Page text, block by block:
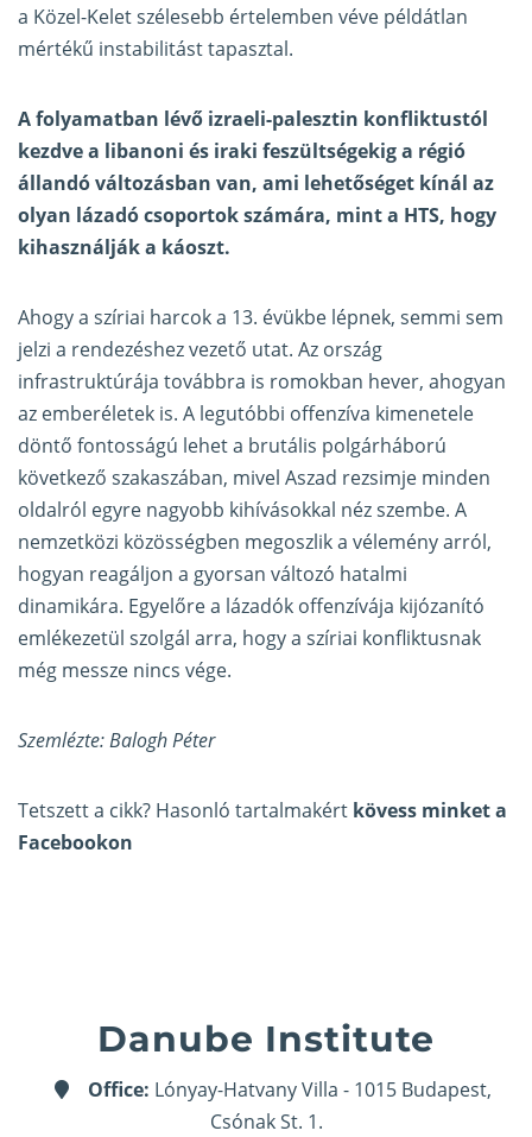
a Közel-Kelet szélesebb értelemben véve példátlan
mértékű instabilitást tapasztal.
A folyamatban lévő izraeli-palesztin konfliktustól
kezdve a libanoni és iraki feszültségekig a régió
állandó változásban van, ami lehetőséget kínál az
olyan lázadó csoportok számára, mint a HTS, hogy
kihasználják a káoszt.
Ahogy a szíriai harcok a 13. évükbe lépnek, semmi sem
jelzi a rendezéshez vezető utat. Az ország
infrastruktúrája továbbra is romokban hever, ahogyan
az emberéletek is. A legutóbbi offenzíva kimenetele
döntő fontosságú lehet a brutális polgárháború
következő szakaszában, mivel Aszad rezsimje minden
oldalról egyre nagyobb kihívásokkal néz szembe. A
nemzetközi közösségben megoszlik a vélemény arról,
hogyan reagáljon a gyorsan változó hatalmi
dinamikára. Egyelőre a lázadók offenzívája kijózanító
emlékezetül szolgál arra, hogy a szíriai konfliktusnak
még messze nincs vége.
Szemlézte: Balogh Péter
Tetszett a cikk? Hasonló tartalmakért kövess minket a
Facebookon
Danube Institute
Office: Lónyay-Hatvany Villa - 1015 Budapest,
Csónak St. 1.